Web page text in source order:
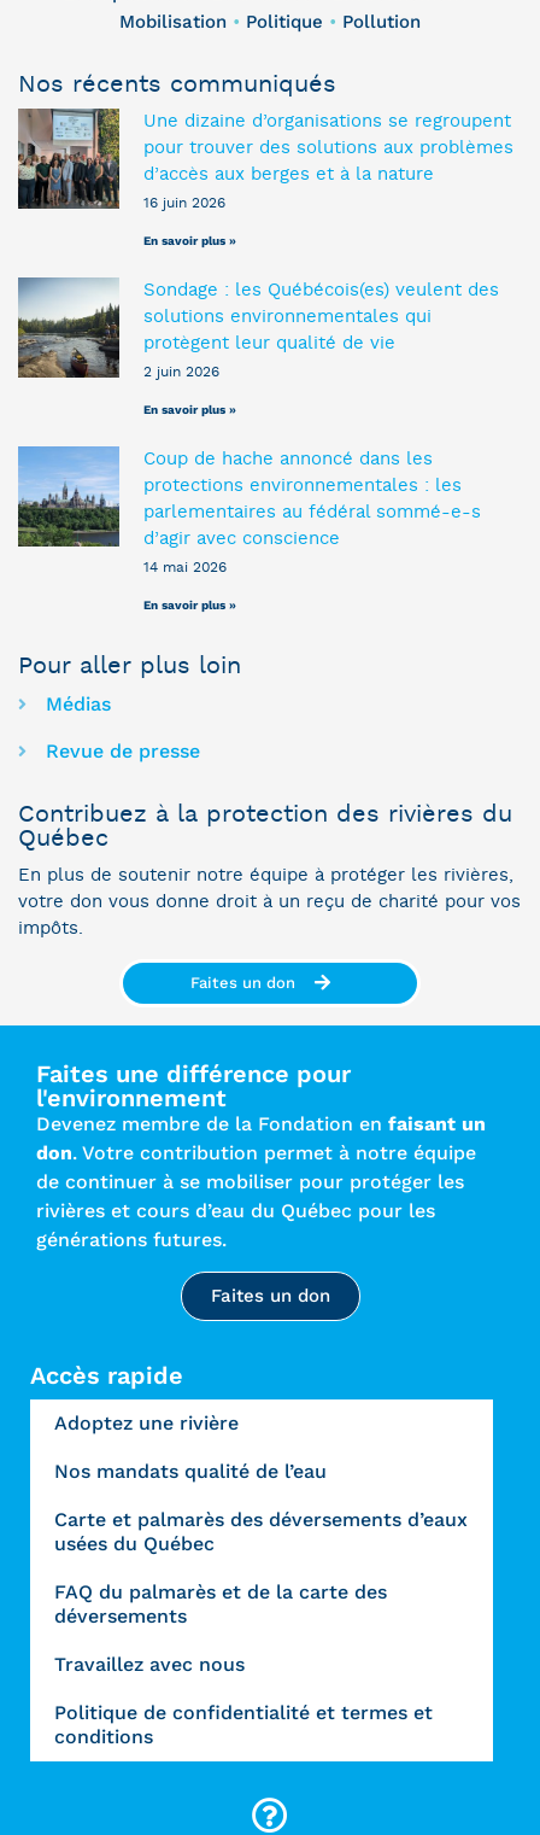
Mobilisation • Politique • Pollution
Nos récents communiqués
Une dizaine d’organisations se regroupent
pour trouver des solutions aux problèmes
d’accès aux berges et à la nature
16 juin 2026
En savoir plus »
Sondage : les Québécois(es) veulent des
solutions environnementales qui
protègent leur qualité de vie
2 juin 2026
En savoir plus »
Coup de hache annoncé dans les
protections environnementales : les
parlementaires au fédéral sommé-e-s
d’agir avec conscience
14 mai 2026
En savoir plus »
Pour aller plus loin
Médias
Revue de presse
Contribuez à la protection des rivières du
Québec
En plus de soutenir notre équipe à protéger les rivières,
votre don vous donne droit à un reçu de charité pour vos
impôts.
Faites un don
Faites une différence pour
l'environnement
Devenez membre de la Fondation en faisant un
don. Votre contribution permet à notre équipe
de continuer à se mobiliser pour protéger les
rivières et cours d’eau du Québec pour les
générations futures.
Faites un don
Accès rapide
Adoptez une rivière
Nos mandats qualité de l’eau
Carte et palmarès des déversements d’eaux
usées du Québec
FAQ du palmarès et de la carte des
déversements
Travaillez avec nous
Politique de confidentialité et termes et
conditions